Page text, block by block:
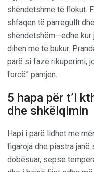
shëndetshme të flokut.
shfaqen të parregullt
shëndetshëm—edhe kur
dihen më të bukur.
parë si fazë rikuperimi,
forcë” pamjen.
5 hapa për t’i
dhe shkëlqimin
Hapi i parë lidhet me
figaroja dhe piastra
dobësuar, sepse